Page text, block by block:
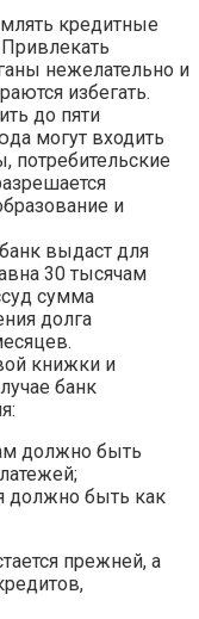
кредитные
нежелательно и
избегать.
до пяти
могут входить
потребительские
и
выдаст для
30 тысячам
сумма
долга
книжки и
банк
должно быть
должно быть как
прежней, а